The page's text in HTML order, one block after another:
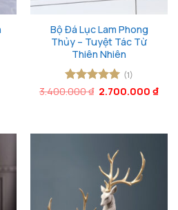
Bộ Đá Lục Lam Phong
Thủy – Tuyệt Tác Từ
Thiên Nhiên
Được xếp
(1)
3.400.000₫ Giá
2.700.000₫Giá